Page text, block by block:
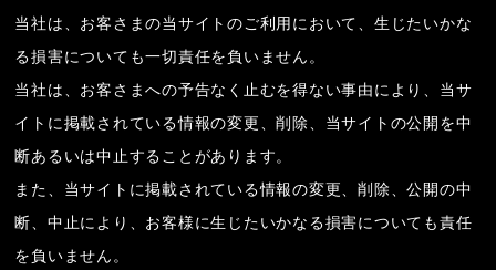
当社は、お客さまの当サイトのご利用において、生じたいかな
る損害についても一切責任を負いません。
当社は、お客さまへの予告なく止むを得ない事由により、当サ
イトに掲載されている情報の変更、削除、当サイトの公開を中
断あるいは中止することがあります。
また、当サイトに掲載されている情報の変更、削除、公開の中
断、中止により、お客様に生じたいかなる損害についても責任
を負いません。